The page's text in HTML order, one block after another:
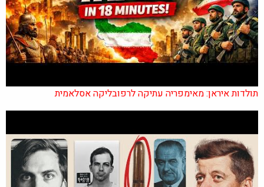
תולדות איראן: מאימפריה עתיקה לרפובליקה אסלאמית